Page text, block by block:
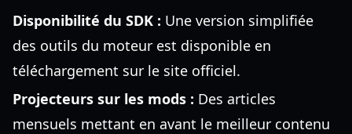
Disponibilité du SDK : Une version simplifiée
des outils du moteur est disponible en
téléchargement sur le site officiel.
Projecteurs sur les mods : Des articles
mensuels mettant en avant le meilleur contenu